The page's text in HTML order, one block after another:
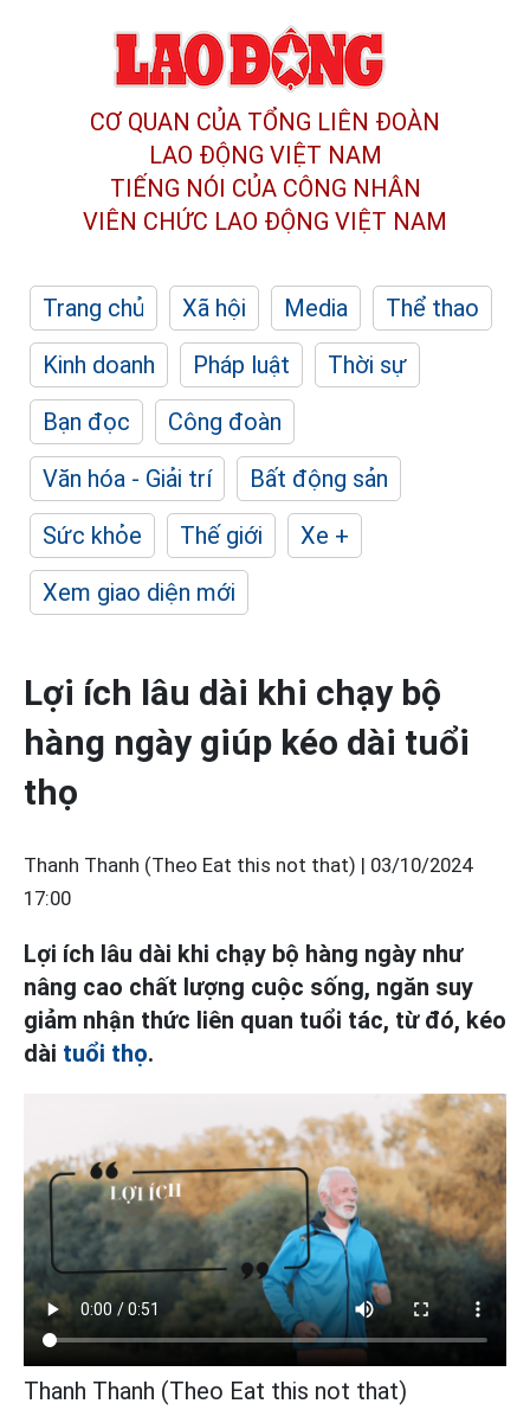
CƠ QUAN CỦA TỔNG LIÊN ĐOÀN
LAO ĐỘNG VIỆT NAM
TIẾNG NÓI CỦA CÔNG NHÂN
VIÊN CHỨC LAO ĐỘNG VIỆT NAM
Trang chủ Xã hội Media
Thể thao
Kinh doanh
Pháp luật
Thời sự
Bạn đọc
Công đoàn
Văn hóa - Giải trí
Bất động sản
Sức khỏe
Thế giới
Xe +
Xem giao diện mới
Lợi ích lâu dài khi chạy bộ
hàng ngày giúp kéo dài tuổi
thọ
Thanh Thanh (Theo Eat this not that) | 03/10/2024
17:00
Lợi ích lâu dài khi chạy bộ hàng ngày như
nâng cao chất lượng cuộc sống, ngăn suy
giảm nhận thức liên quan tuổi tác, từ đó, kéo
dài tuổi thọ.
Thanh Thanh (Theo Eat this not that)